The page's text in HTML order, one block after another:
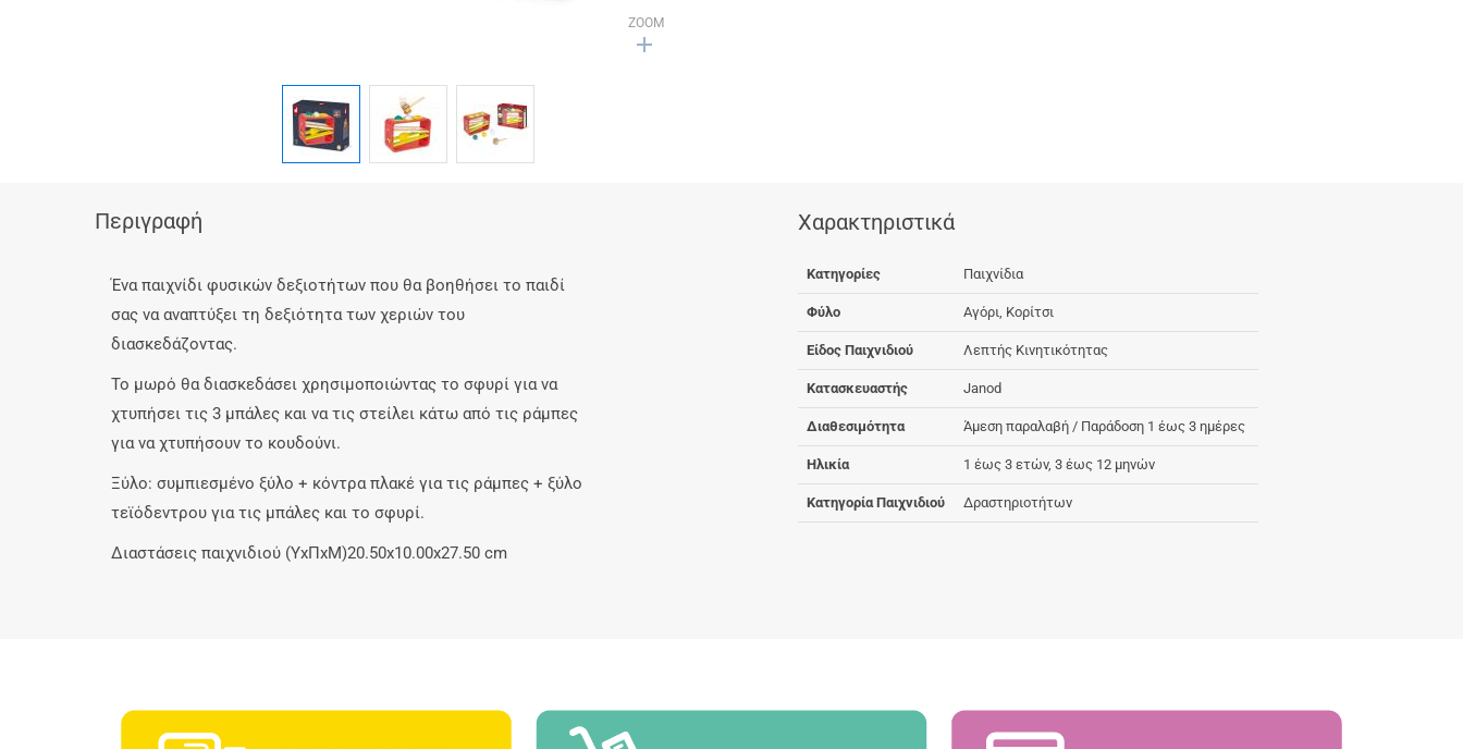
ZOOM
Περιγραφή
Ένα παιχνίδι φυσικών δεξιοτήτων που θα βοηθήσει το παιδί
σας να αναπτύξει τη δεξιότητα των χεριών του
διασκεδάζοντας.
Το μωρό θα διασκεδάσει χρησιμοποιώντας το σφυρί για να
χτυπήσει τις 3 μπάλες και να τις στείλει κάτω από τις ράμπες
για να χτυπήσουν το κουδούνι.
Ξύλο: συμπιεσμένο ξύλο + κόντρα πλακέ για τις ράμπες + ξύλο
τεϊόδεντρου για τις μπάλες και το σφυρί.
Διαστάσεις παιχνιδιού (ΥxΠxΜ)20.50x10.00x27.50 cm
Χαρακτηριστικά
Κατηγορίες Παιχνίδια
Φύλο Αγόρι, Κορίτσι
Είδος Παιχνιδιού Λεπτής Κινητικότητας
Κατασκευαστής Janod
Διαθεσιμότητα Άμεση παραλαβή / Παράδoση 1 έως 3 ημέρες
Ηλικία 1 έως 3 ετών, 3 έως 12 μηνών
Κατηγορία Παιχνιδιού Δραστηριοτήτων